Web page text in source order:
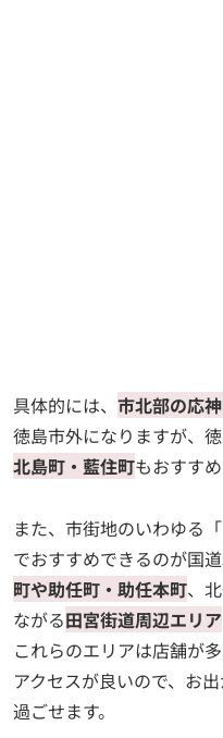
具体的には、 市北部の応
徳島市外になりますが、
北島町・藍住町もおすすめ
また、市街地のいわゆる
でおすすめできるのが国
町や助任町・助任本町、
ながる田宮街道周辺エリア
これらのエリアは店舗が
アクセスが良いので、お
過ごせます。